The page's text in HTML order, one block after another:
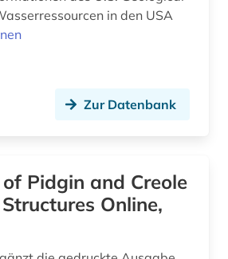
energieversorgung (1)
erster weltkrieg (1)
Skandinavien (1)
in den USA
Zur Datenbank
Pidgin and Creole
Online,